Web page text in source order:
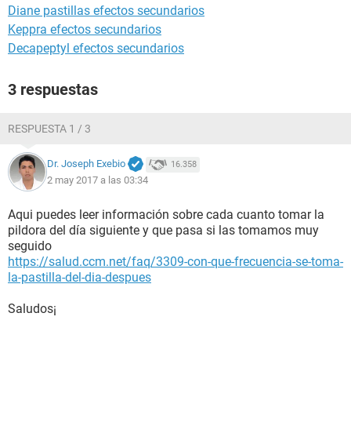
Diane pastillas efectos secundarios
Keppra efectos secundarios
Decapeptyl efectos secundarios
3 respuestas
RESPUESTA 1 / 3
Dr. Joseph Exebio 16.358
2 may 2017 a las 03:34
Aqui puedes leer información sobre cada cuanto tomar la
pildora del día siguiente y que pasa si las tomamos muy
seguido
https://salud.ccm.net/faq/3309-con-que-frecuencia-se-toma-
la-pastilla-del-dia-despues
Saludos¡